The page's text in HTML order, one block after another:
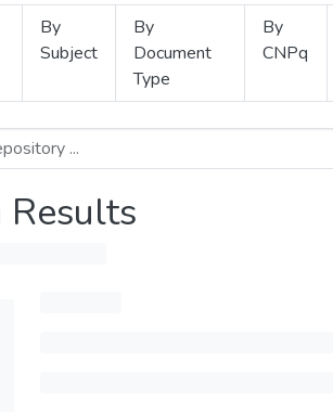
By
Subject
By
Document
Type
By
CNPq
Results